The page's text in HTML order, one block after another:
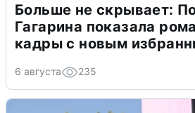
Больше не скрывает:
Гагарина показала
кадры с новым
6 августа 235